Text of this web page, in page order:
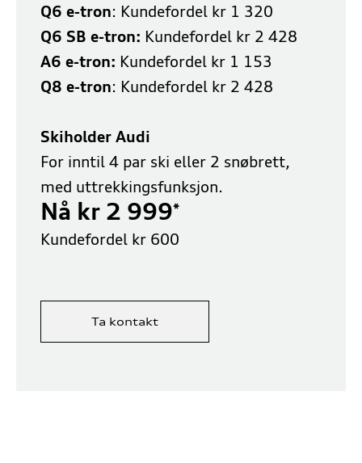
Q6 e-tron: Kundefordel kr 1 320
Q6 SB e-tron: Kundefordel kr 2 428
A6 e-tron: Kundefordel kr 1 153
Q8 e-tron: Kundefordel kr 2 428
Skiholder Audi
For inntil 4 par ski eller 2 snøbrett,
med uttrekkingsfunksjon.
Nå kr 2 999*
Kundefordel kr 600
Ta kontakt